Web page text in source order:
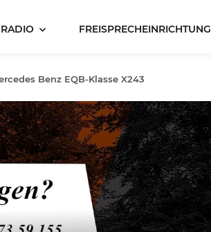
FREISPRECHEINRICHTUNG
Benz EQB-Klasse X243